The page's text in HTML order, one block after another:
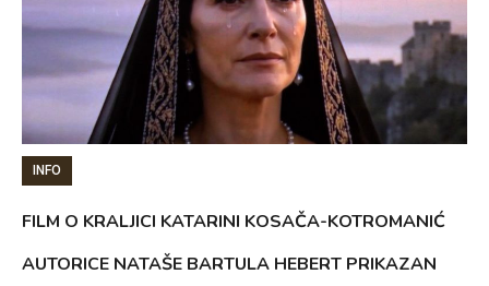
INFO
FILM O KRALJICI KATARINI KOSAČA-KOTROMANIĆ
AUTORICE NATAŠE BARTULA HEBERT PRIKAZAN